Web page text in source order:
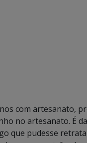
com artesanato,
no artesanato. É
que pudesse